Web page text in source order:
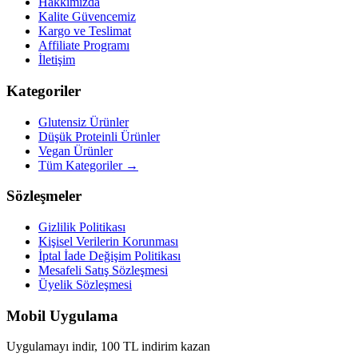
Kalite Güvencemiz
Kargo ve Teslimat
Affiliate Programı
İletişim
Kategoriler
Glutensiz Ürünler
Düşük Proteinli Ürünler
Vegan Ürünler
Tüm Kategoriler →
Sözleşmeler
Gizlilik Politikası
Kişisel Verilerin Korunması
İptal İade Değişim Politikası
Mesafeli Satış Sözleşmesi
Üyelik Sözleşmesi
Mobil Uygulama
Uygulamayı indir, 100 TL indirim kazan